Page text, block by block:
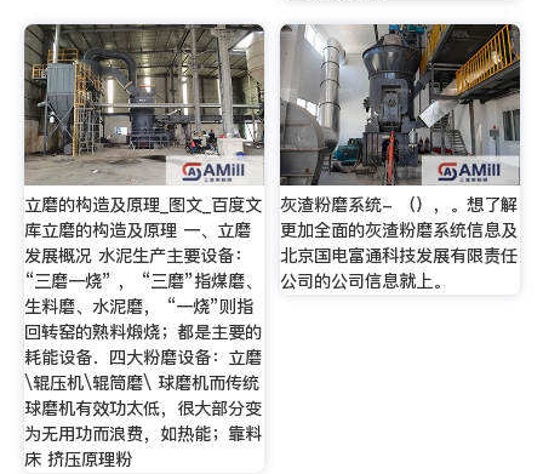
立磨的构造及原理_图文_百度文
库立磨的构造及原理 一、立磨
发展概况 水泥生产主要设备：
“三磨一烧” ， “三磨”指煤磨、
生料磨、水泥磨， “一烧”则指
回转窑的熟料煅烧；都是主要的
耗能设备．四大粉磨设备：立磨
\辊压机\辊筒磨\ 球磨机而传统
球磨机有效功太低，很大部分变
为无用功而浪费，如热能；靠料
床 挤压原理粉
灰渣粉磨系统- （），。想了解
更加全面的灰渣粉磨系统信息及
北京国电富通科技发展有限责任
公司的公司信息就上。